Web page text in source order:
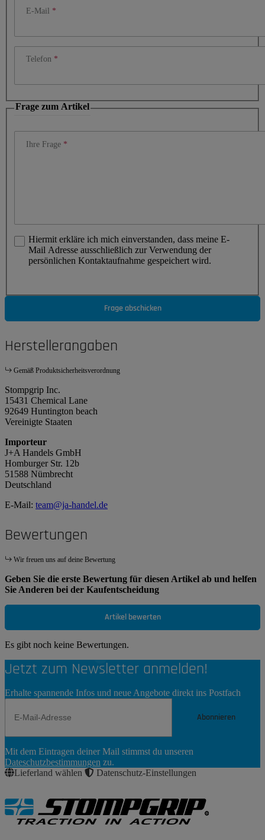
E-Mail
Telefon
Frage zum Artikel
Ihre Frage
Hiermit erkläre ich mich einverstanden, dass meine E-
Mail Adresse ausschließlich zur Verwendung der
persönlichen Kontaktaufnahme gespeichert wird.
Frage abschicken
Herstellerangaben
Gemäß Produktsicherheitsverordnung
Stompgrip Inc.
15431 Chemical Lane
92649 Huntington beach
Vereinigte Staaten
Importeur
J+A Handels GmbH
Homburger Str. 12b
51588 Nümbrecht
Deutschland
E-Mail: team@ja-handel.de
Bewertungen
Wir freuen uns auf deine Bewertung
Geben Sie die erste Bewertung für diesen Artikel ab und helfen
Sie Anderen bei der Kaufentscheidung
Artikel bewerten
Es gibt noch keine Bewertungen.
Jetzt zum Newsletter anmelden!
Erhalte spannende Infos und neue Angebote direkt ins Postfach
Abonnieren
Abonnieren
Mit dem Eintragen deiner Mail stimmst du unseren
Dateschutzbestimmungen zu.
Lieferland wählen
Datenschutz-Einstellungen